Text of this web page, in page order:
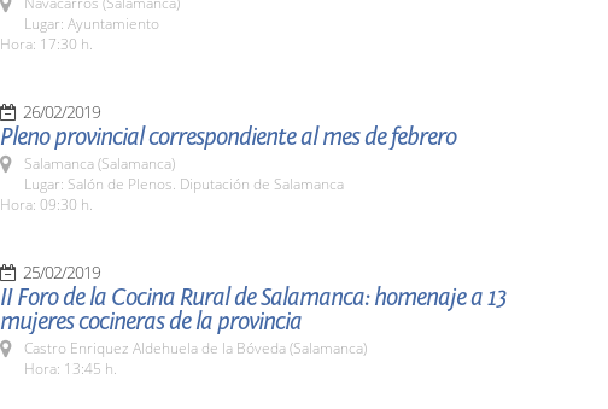
Lugar: Ayuntamiento
Hora: 17:30 h.
26/02/2019
Pleno provincial correspondiente al mes de febrero
Salamanca (Salamanca)
Lugar: Salón de Plenos. Diputación de Salamanca
Hora: 09:30 h.
25/02/2019
II Foro de la Cocina Rural de Salamanca: homenaje a 13
mujeres cocineras de la provincia
Castro Enriquez Aldehuela de la Bóveda (Salamanca)
Hora: 13:45 h.